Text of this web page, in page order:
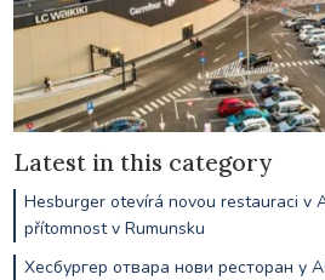
Latest in this category
Hesburger otevírá novou restauraci v
přítomnost v Rumunsku
Хесбургер отвара нови ресторан у